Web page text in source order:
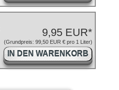
9,95 EUR*
(Grundpreis: 99,50 EUR € pro 1 Liter)
IN DEN WARENKORB